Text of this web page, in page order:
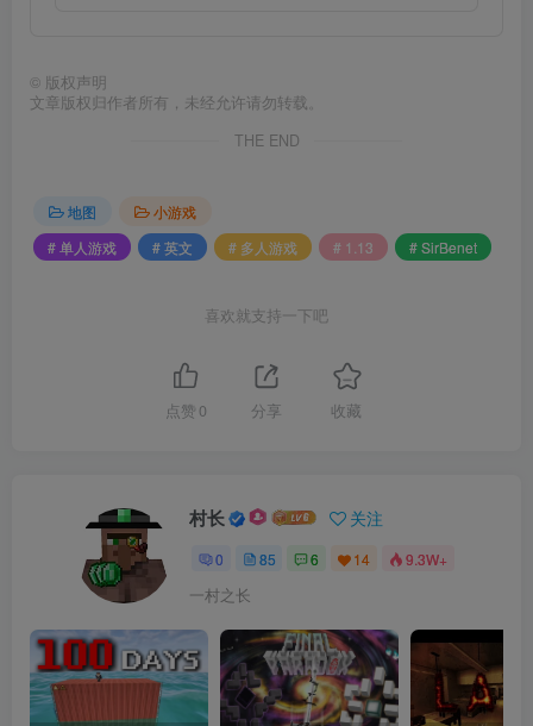
© 版权声明
文章版权归作者所有，未经允许请勿转载。
THE END
地图
小游戏
# 单人游戏
# 英文 # 多人游戏 # 1.13 # SirBenet
喜欢就支持一下吧
点赞 0 分享 收藏
村长 关注
0 85 6 14 9.3W+
一村之长